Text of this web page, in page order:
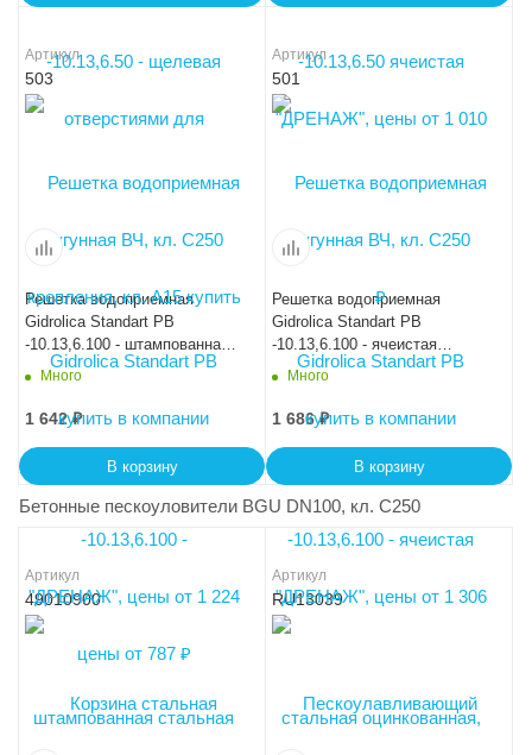
Артикул
503
Решетка водоприемная
Gidrolica Standart РВ
-10.13,6.100 - штампованная
стальная нержавеющая, кл.
Много
1 642₽
В корзину
Артикул
501
Решетка водоприемная
Gidrolica Standart РВ
-10.13,6.100 - ячеистая
стальная оцинкованная, кл.
Много
1 686₽
В корзину
Бетонные пескоуловители BGU DN100, кл. C250
Артикул
49010900
Артикул
RU13039